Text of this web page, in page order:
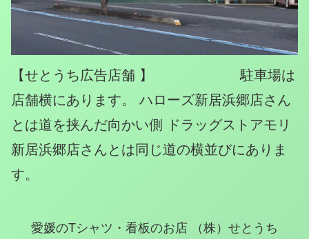
【せとうち広告店舗 】 駐車場は
店舗横にあります。 ハローズ新居浜郷店さん
とは道を挟んだ向かい側 ドラッグストアモリ
新居浜郷店さんとは同じ道の横並びにありま
す。
愛媛のTシャツ・看板のお店 （株）せとうち